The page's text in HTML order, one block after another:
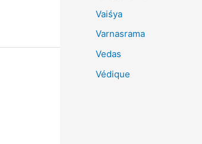
Vaiśya
Varnasrama
Vedas
Védique